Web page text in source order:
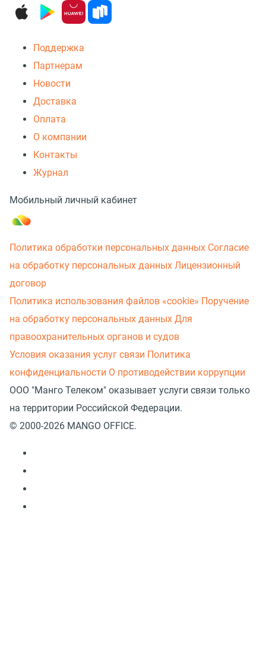
Поддержка
Партнерам
Новости
Доставка
Оплата
О компании
Контакты
Журнал
Мобильный личный кабинет
Политика обработки персональных данных Согласие
на обработку персональных данных Лицензионный
договор
Политика использования файлов «cookie» Поручение
на обработку персональных данных Для
правоохранительных органов и судов
Условия оказания услуг связи Политика
конфиденциальности О противодействии коррупции
ООО "Манго Телеком" оказывает услуги связи только
на территории Российской Федерации.
© 2000-2026 MANGO OFFICE.